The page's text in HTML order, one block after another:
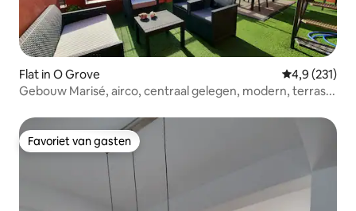
Flat in O Grove Gemiddelde
4,9 (231)
Gebouw Marisé, airco, centraal gelegen, modern, terras...
Favoriet van gasten
Favoriet van gasten